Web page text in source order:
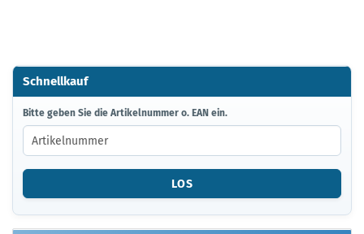
Schnellkauf
BITTE
GEBEN
SIE
DIE
ARTIKELNUMMER
EAN
EIN.
Bitte geben Sie die Artikelnummer o. EAN ein.
LOS